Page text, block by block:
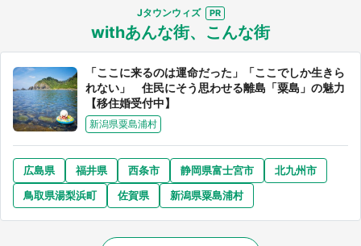
Jタウンウィズ
withあんな街、こんな街
「ここに来るのは運命だった」「ここでしか生きら
れない」 住民にそう思わせる離島「粟島」の魅力
【移住婚受付中】
新潟県粟島浦村
広島県 福井県 西条市 静岡県富士宮市
北九州市
鳥取県湯梨浜町
佐賀県 新潟県粟島浦村